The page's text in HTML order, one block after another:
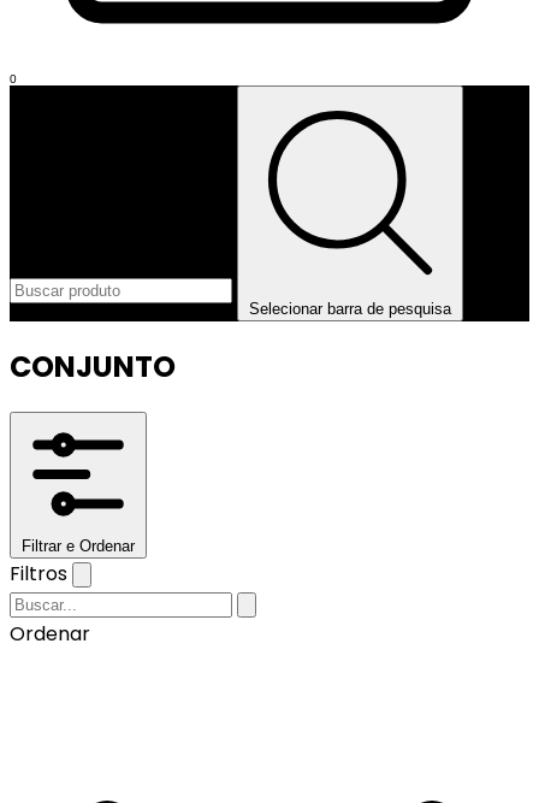
0
Selecionar barra de pesquisa
CONJUNTO
Filtrar e Ordenar
Filtros
Ordenar